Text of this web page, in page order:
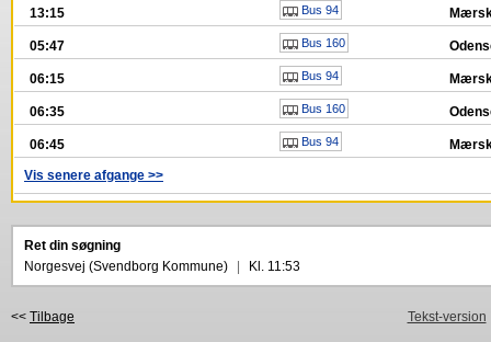
13:15 Bus 94
05:47 Bus 160
06:15 Bus 94
06:35 Bus 160
06:45 Bus 94
Vis senere afgange >>
Ret din søgning
Norgesvej (Svendborg Kommune)
Kl. 11:53
<< Tilbage Tekst-version